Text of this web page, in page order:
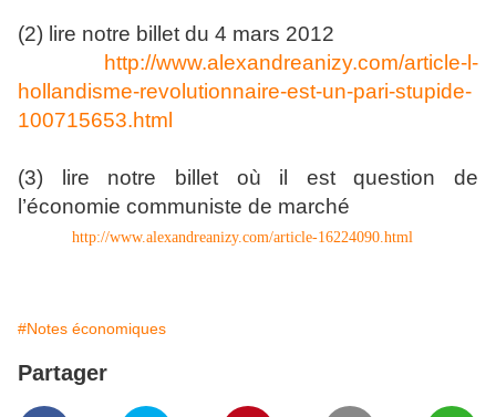
(2) lire notre billet du 4 mars 2012
http://www.alexandreanizy.com/article-l-
hollandisme-revolutionnaire-est-un-pari-stupide-
100715653.html
(3) lire notre billet où il est question de
l’économie communiste de marché
http://www.alexandreanizy.com/article-16224090.html
#Notes économiques
Partager